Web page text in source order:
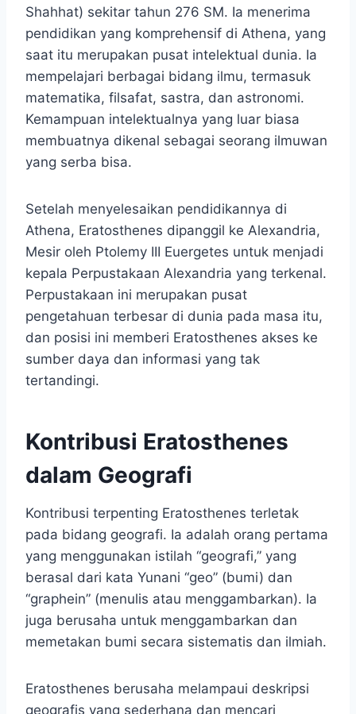
Shahhat) sekitar tahun 276 SM. Ia menerima
pendidikan yang komprehensif di Athena, yang
saat itu merupakan pusat intelektual dunia. Ia
mempelajari berbagai bidang ilmu, termasuk
matematika, filsafat, sastra, dan astronomi.
Kemampuan intelektualnya yang luar biasa
membuatnya dikenal sebagai seorang ilmuwan
yang serba bisa.
Setelah menyelesaikan pendidikannya di
Athena, Eratosthenes dipanggil ke Alexandria,
Mesir oleh Ptolemy III Euergetes untuk menjadi
kepala Perpustakaan Alexandria yang terkenal.
Perpustakaan ini merupakan pusat
pengetahuan terbesar di dunia pada masa itu,
dan posisi ini memberi Eratosthenes akses ke
sumber daya dan informasi yang tak
tertandingi.
Kontribusi Eratosthenes
dalam Geografi
Kontribusi terpenting Eratosthenes terletak
pada bidang geografi. Ia adalah orang pertama
yang menggunakan istilah “geografi,” yang
berasal dari kata Yunani “geo” (bumi) dan
“graphein” (menulis atau menggambarkan). Ia
juga berusaha untuk menggambarkan dan
memetakan bumi secara sistematis dan ilmiah.
Eratosthenes berusaha melampaui deskripsi
geografis yang sederhana dan mencari